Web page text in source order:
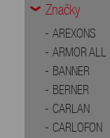
Značky
AREXONS
ARMOR ALL
BANNER
BERNER
CARLAN
CARLOFON